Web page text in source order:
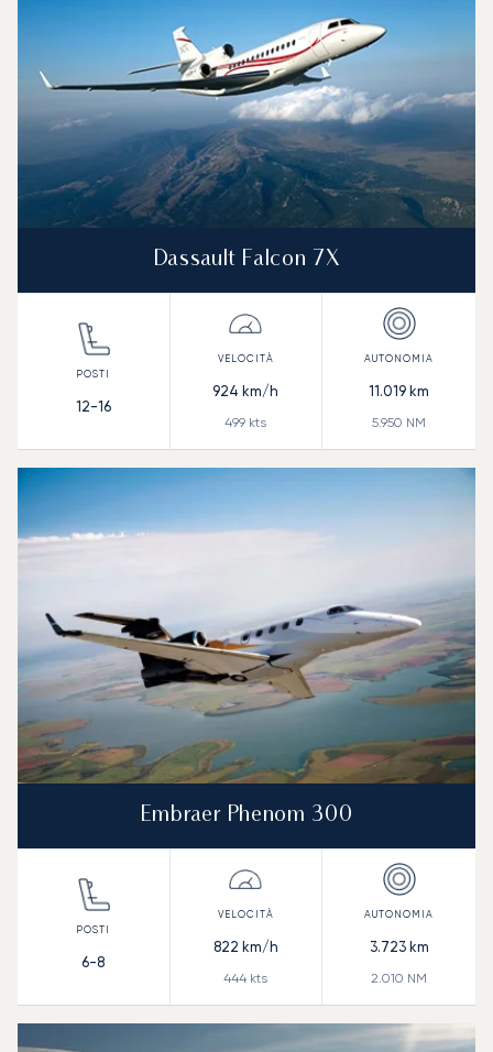
Dassault Falcon 7X
12-16
924 km/h
499 kts
11.019 km
5.950 NM
Embraer Phenom 300
6-8
822 km/h
444 kts
3.723km
2.010 NM